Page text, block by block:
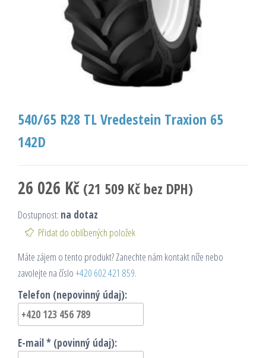
540/65 R28 TL Vredestein Traxion 65
142D
26 026 Kč (21 509 Kč bez DPH)
Dostupnost: na dotaz
Přidat do oblíbených položek
Máte zájem o tento produkt? Zanechte nám kontakt níže nebo
zavolejte na číslo+420 602 421 859.
Telefon (nepovinný údaj):
E-mail * (povinný údaj):